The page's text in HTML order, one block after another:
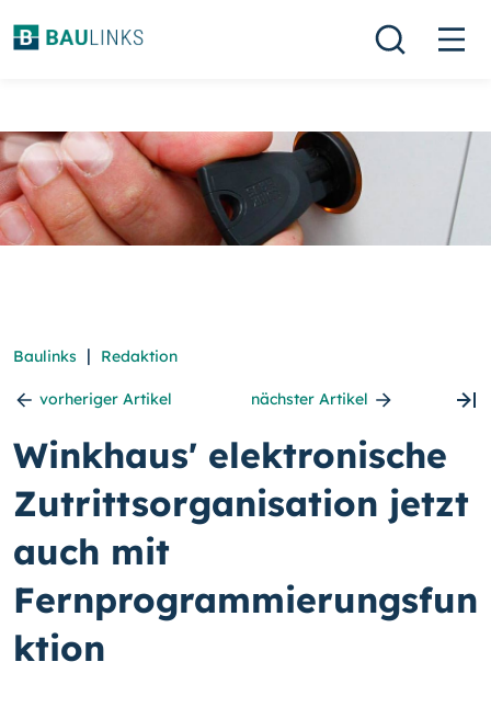
Baulinks | Redaktion
vorheriger Artikel nächster Artikel
Winkhaus' elektronische
Zutrittsorganisation jetzt
auch mit
Fernprogrammierungsfun
ktion